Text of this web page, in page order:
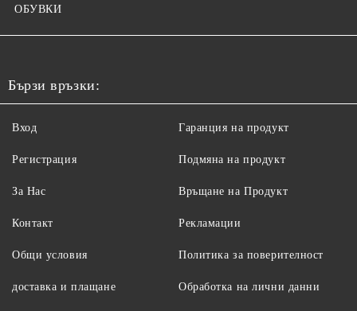
ОБУВКИ
Бързи връзки:
Вход
Регистрация
За Нас
Контакт
Общи условия
доставка и плащане
Гаранция на продукт
Подмяна на продукт
Връщане на Продукт
Рекламации
Политика за поверителност
Обработка на лични данни